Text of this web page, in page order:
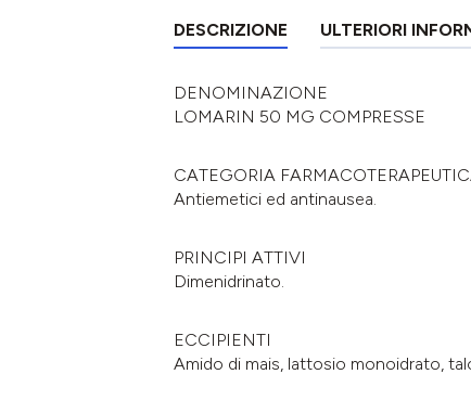
DESCRIZIONE ULTERIORI
DENOMINAZIONE
LOMARIN 50 MG COMPRESSE
CATEGORIA
Antiemetici ed antinausea.
PRINCIPI ATTIVI
Dimenidrinato.
ECCIPIENTI
Amido di mais, lattosio monoidrato,